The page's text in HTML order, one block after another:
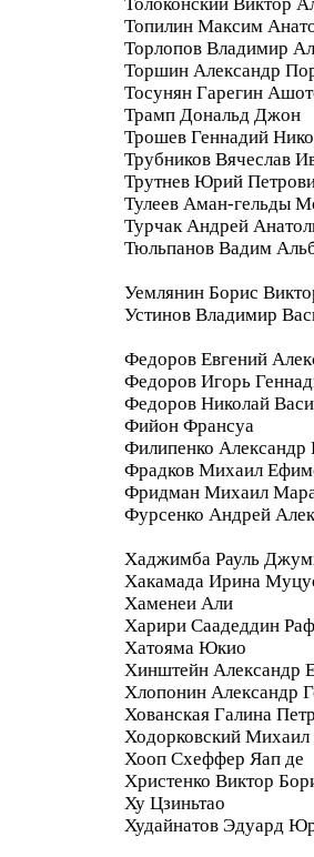
Топилин Максим
Торлопов Владимир
Торшин Александр
Тосунян Гарегин
Трамп Дональд Джон
Трошев Геннадий
Трубников Вячеслав
Трутнев Юрий
Тулеев Аман-гельды
Турчак Андрей
Тюльпанов Вадим
Уемлянин Борис
Устинов Владимир
Федоров Евгений
Федоров Игорь
Федоров Николай
Фийон Франсуа
Филипенко Александр
Фрадков Михаил
Фридман Михаил
Фурсенко Андрей
Хаджимба Рауль
Хакамада Ирина
Хаменеи Али
Харири Саадеддин
Хатояма Юкио
Хинштейн Александр
Хлопонин Александр
Хованская Галина
Ходорковский Михаил
Хооп Схеффер Яап де
Христенко Виктор
Ху Цзиньтао
Худайнатов Эдуард